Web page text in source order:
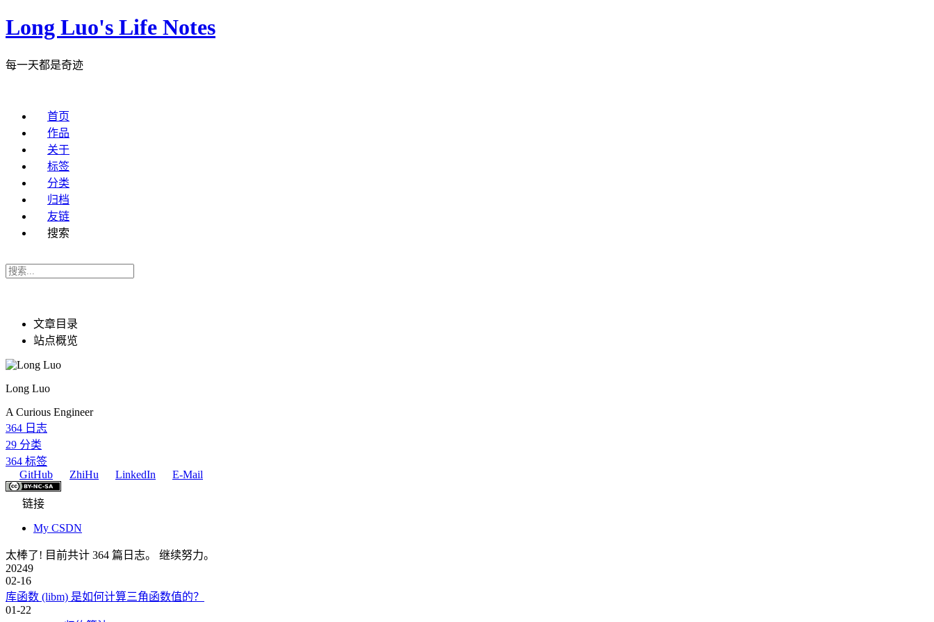
Long Luo's Life Notes
每一天都是奇迹
首页
作品
关于
标签
分类
归档
友链
搜索
文章目录
站点概览
Long Luo
A Curious Engineer
364 日志
29 分类
364 标签
GitHub
ZhiHu LinkedIn E-Mail
链接
My CSDN
太棒了! 目前共计 364 篇日志。 继续努力。
20249
02-16
库函数 (libm) 是如何计算三角函数值的？
01-22